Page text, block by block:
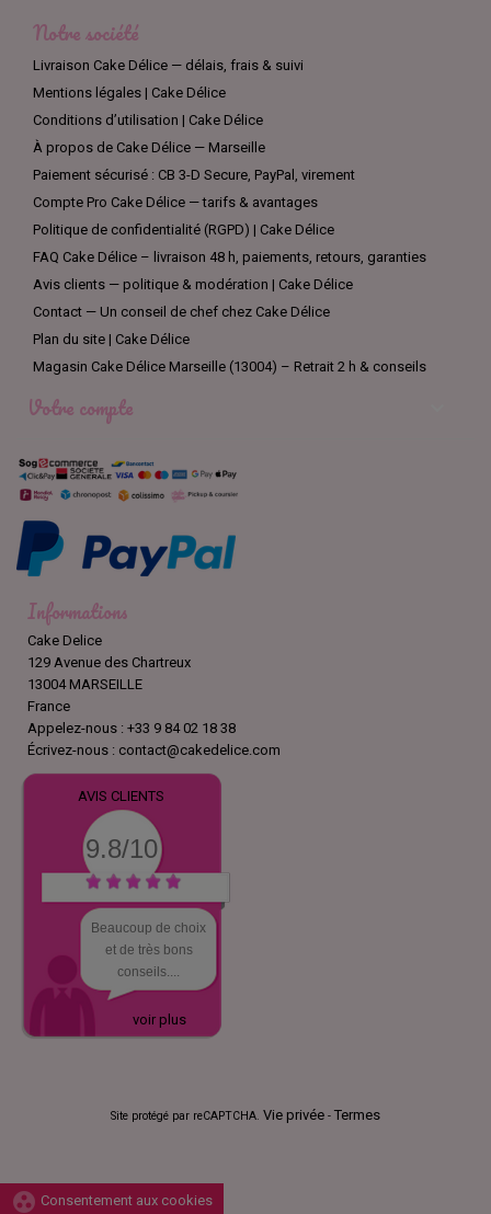
N'attendez plus pour ajouter une touche d'originalité à vos
desserts de Pâques. Parcourez notre sélection de produits
pour trouver les outils et les ingrédients dont vous avez besoin
pour réaliser des créations super fun pour Pâques, avec des
formes uniques en carotte, lapin, œufs et autres cloches en
emporte-pièces, caissettes ou encore moules.
Notre société
Livraison Cake Délice — délais, frais & suivi
Mentions légales | Cake Délice
Conditions d’utilisation | Cake Délice
À propos de Cake Délice — Marseille
Paiement sécurisé : CB 3-D Secure, PayPal, virement
Compte Pro Cake Délice — tarifs & avantages
Politique de confidentialité (RGPD) | Cake Délice
FAQ Cake Délice – livraison 48 h, paiements, retours, garanties
Avis clients — politique & modération | Cake Délice
Contact — Un conseil de chef chez Cake Délice
Plan du site | Cake Délice
Magasin Cake Délice Marseille (13004) – Retrait 2 h & conseils
Votre compte
Informations
Cake Delice
129 Avenue des Chartreux
13004 MARSEILLE
France
Appelez-nous : +33 9 84 02 18 38
Écrivez-nous : contact@cakedelice.com
AVIS CLIENTS
9.8/10
Beaucoup de choix
et de très bons
conseils....
voir plus
Site protégé par reCAPTCHA. Vie privée - Termes
group_work Consentement aux cookies